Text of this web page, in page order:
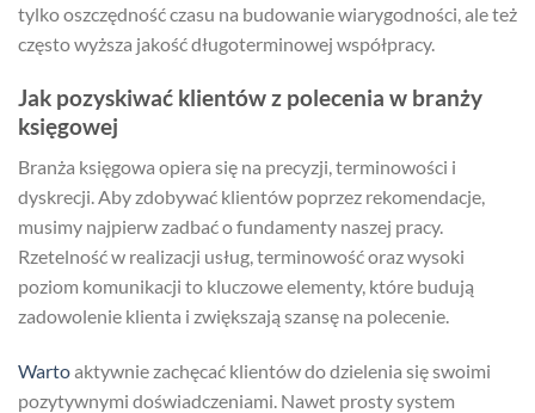
tylko oszczędność czasu na budowanie wiarygodności, ale też
często wyższa jakość długoterminowej współpracy.
Jak pozyskiwać klientów z polecenia w branży
księgowej
Branża księgowa opiera się na precyzji, terminowości i
dyskrecji. Aby zdobywać klientów poprzez rekomendacje,
musimy najpierw zadbać o fundamenty naszej pracy.
Rzetelność w realizacji usług, terminowość oraz wysoki
poziom komunikacji to kluczowe elementy, które budują
zadowolenie klienta i zwiększają szansę na polecenie.
Wartoaktywnie zachęcać klientów do dzielenia się swoimi
pozytywnymi doświadczeniami. Nawet prosty system